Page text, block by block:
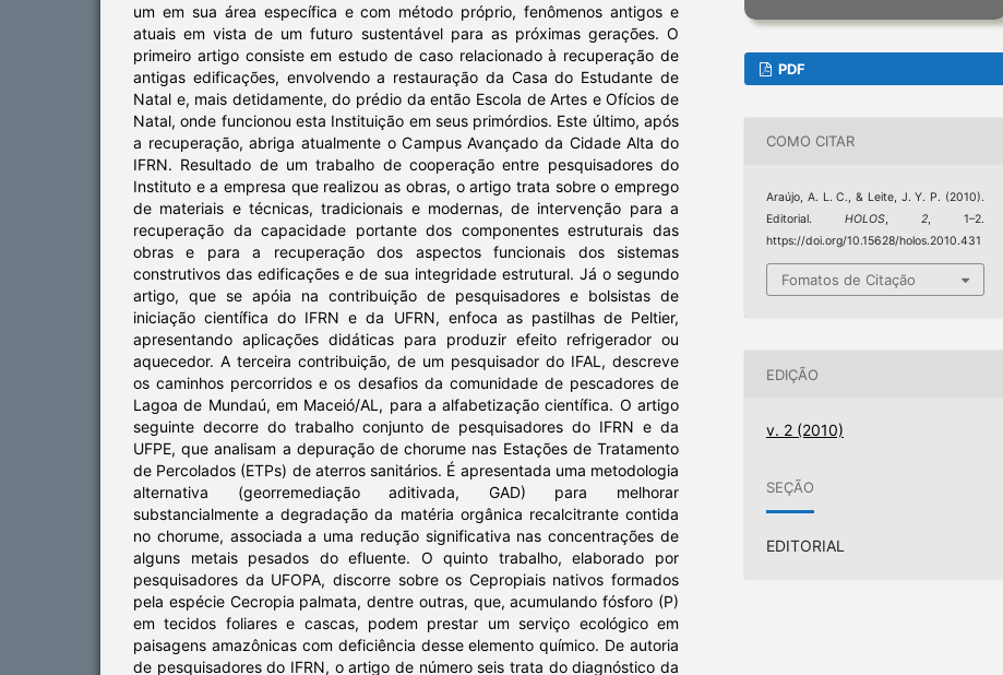
um em sua área específica e com método próprio, fenômenos antigos e
atuais em vista de um futuro sustentável para as próximas gerações. O
primeiro artigo consiste em estudo de caso relacionado à recuperação de
antigas edificações, envolvendo a restauração da Casa do Estudante de
Natal e, mais detidamente, do prédio da então Escola de Artes e Ofícios de
Natal, onde funcionou esta Instituição em seus primórdios. Este último, após
a recuperação, abriga atualmente o Campus Avançado da Cidade Alta do
IFRN. Resultado de um trabalho de cooperação entre pesquisadores do
Instituto e a empresa que realizou as obras, o artigo trata sobre o emprego
de materiais e técnicas, tradicionais e modernas, de intervenção para a
recuperação da capacidade portante dos componentes estruturais das
obras e para a recuperação dos aspectos funcionais dos sistemas
construtivos das edificações e de sua integridade estrutural. Já o segundo
artigo, que se apóia na contribuição de pesquisadores e bolsistas de
iniciação científica do IFRN e da UFRN, enfoca as pastilhas de Peltier,
apresentando aplicações didáticas para produzir efeito refrigerador ou
aquecedor. A terceira contribuição, de um pesquisador do IFAL, descreve
os caminhos percorridos e os desafios da comunidade de pescadores de
Lagoa de Mundaú, em Maceió/AL, para a alfabetização científica. O artigo
seguinte decorre do trabalho conjunto de pesquisadores do IFRN e da
UFPE, que analisam a depuração de chorume nas Estações de Tratamento
de Percolados (ETPs) de aterros sanitários. É apresentada uma metodologia
alternativa (georremediação aditivada, GAD) para melhorar
substancialmente a degradação da matéria orgânica recalcitrante contida
no chorume, associada a uma redução significativa nas concentrações de
alguns metais pesados do efluente. O quinto trabalho, elaborado por
pesquisadores da UFOPA, discorre sobre os Cepropiais nativos formados
pela espécie Cecropia palmata, dentre outras, que, acumulando fósforo (P)
em tecidos foliares e cascas, podem prestar um serviço ecológico em
paisagens amazônicas com deficiência desse elemento químico. De autoria
de pesquisadores do IFRN, o artigo de número seis trata do diagnóstico da
PDF
COMO CITAR
Araújo, A. L. C., & Leite, J. Y. P. (2010).
Editorial.HOLOS 2 , 1–2.
https://doi.org/10.15628/holos.2010.431
Fomatos de Citação
EDIÇÃO
v. 2 (2010)
SEÇÃO
EDITORIAL